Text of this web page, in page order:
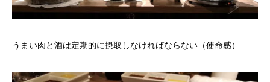
うまい肉と酒は定期的に摂取しなければならない（使命感）